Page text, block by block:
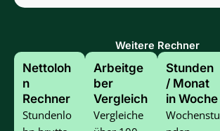
Weitere Rechner
Nettoloh
n
Rechner
Stundenlo
Arbeitge
ber
Vergleich
Vergleiche
Stunden
/ Monat
in Woche
Wochenstu